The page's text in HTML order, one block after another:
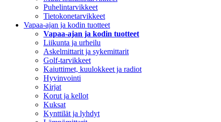
Puhelintarvikkeet
Tietokonetarvikkeet
Vapaa-ajan ja kodin tuotteet
Vapaa-ajan ja kodin tuotteet
Liikunta ja urheilu
Askelmittarit ja sykemittarit
Golf-tarvikkeet
Kaiuttimet, kuulokkeet ja radiot
Hyvinvointi
Kirjat
Korut ja kellot
Kuksat
Kynttilät ja lyhdyt